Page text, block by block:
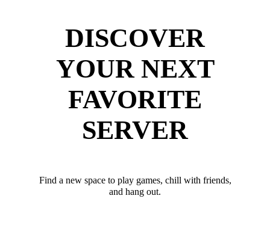
DISCOVER
YOUR NEXT
FAVORITE
SERVER
Find a new space to play games, chill with friends,
and hang out.